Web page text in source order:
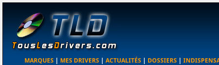
MARQUES | MES DRIVERS | ACTUALITÉS | DOSSIERS |